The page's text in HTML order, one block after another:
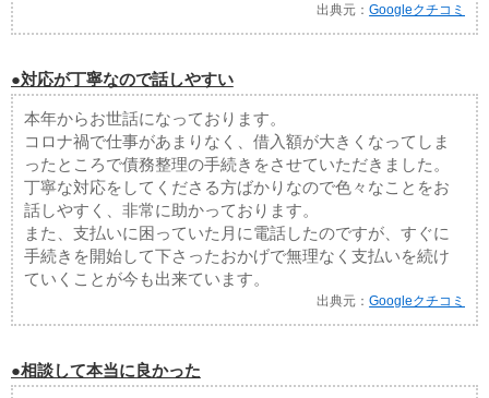
出典元：Googleクチコミ
●対応が丁寧なので話しやすい
本年からお世話になっております。
コロナ禍で仕事があまりなく、借入額が大きくなってしま
ったところで債務整理の手続きをさせていただきました。
丁寧な対応をしてくださる方ばかりなので色々なことをお
話しやすく、非常に助かっております。
また、支払いに困っていた月に電話したのですが、すぐに
手続きを開始して下さったおかげで無理なく支払いを続け
ていくことが今も出来ています。
出典元：Googleクチコミ
●相談して本当に良かった